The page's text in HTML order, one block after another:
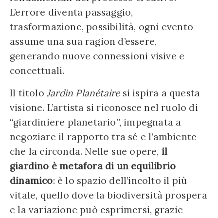
L’errore diventa passaggio,
trasformazione, possibilità, ogni evento
assume una sua ragion d’essere,
generando nuove connessioni visive e
concettuali.
Il titolo Jardin Planétairesi ispira a questa
visione. L’artista si riconosce nel ruolo di
“giardiniere planetario”, impegnata a
negoziare il rapporto tra sé e l’ambiente
che la circonda. Nelle sue opere, il
giardino è metafora di un equilibrio
dinamico: è lo spazio dell’incolto il più
vitale, quello dove la biodiversità prospera
e la variazione può esprimersi, grazie